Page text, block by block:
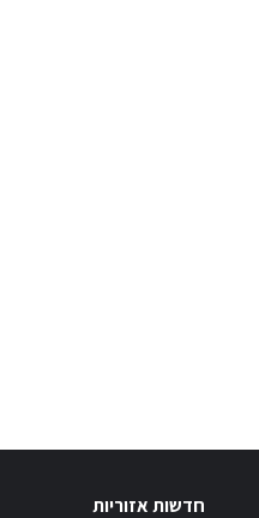
חדשות אזוריות